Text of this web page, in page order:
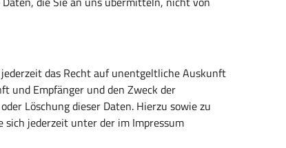
das Recht auf unentgeltliche Auskunft
und Empfänger und den Zweck der
Löschung dieser Daten. Hierzu sowie zu
sich jederzeit unter der im Impressum